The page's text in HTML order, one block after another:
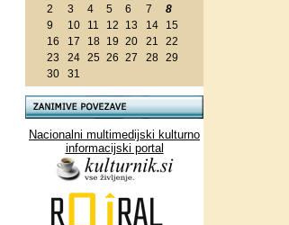
2
3 4 5 6 7
8
9
10 11 12 13 14
15
16
17 18 19 20 21
22
23
24 25 26 27 28 29
30
31
Nacionalni multimedijski kulturno
informacijski portal